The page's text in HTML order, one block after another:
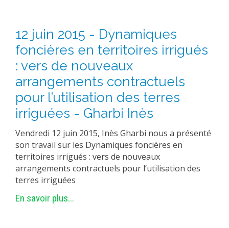
12 juin 2015 - Dynamiques
foncières en territoires irrigués
: vers de nouveaux
arrangements contractuels
pour l’utilisation des terres
irriguées - Gharbi Inès
Vendredi 12 juin 2015, Inès Gharbi nous a présenté
son travail sur les Dynamiques foncières en
territoires irrigués : vers de nouveaux
arrangements contractuels pour l’utilisation des
terres irriguées
En savoir plus...